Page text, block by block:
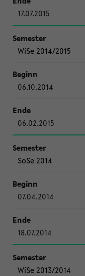
17.07.2015
WiSe 2014/2015
06.10.2014
06.02.2015
SoSe 2014
07.04.2014
18.07.2014
WiSe 2013/2014